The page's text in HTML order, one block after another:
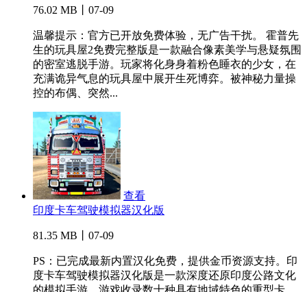
76.02 MB丨07-09
温馨提示：官方已开放免费体验，无广告干扰。 霍普先
生的玩具屋2免费完整版是一款融合像素美学与悬疑氛围
的密室逃脱手游。玩家将化身身着粉色睡衣的少女，在
充满诡异气息的玩具屋中展开生死博弈。被神秘力量操
控的布偶、突然...
查看
印度卡车驾驶模拟器汉化版
81.35 MB丨07-09
PS：已完成最新内置汉化免费，提供金币资源支持。印
度卡车驾驶模拟器汉化版是一款深度还原印度公路文化
的模拟手游，游戏收录数十种具有地域特色的重型卡